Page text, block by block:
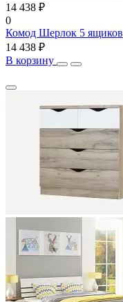
14 438 ₽
0
Комод Шерлок 5 ящиков
14 438 ₽
В корзину